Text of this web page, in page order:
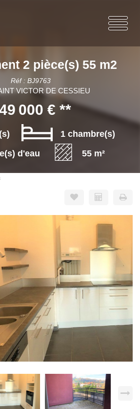
2 pièce(s) 55 m2
Réf : BJ9763
VICTOR DE CESSIEU
000 € **
1 chambre(s)
d'eau
55 m²